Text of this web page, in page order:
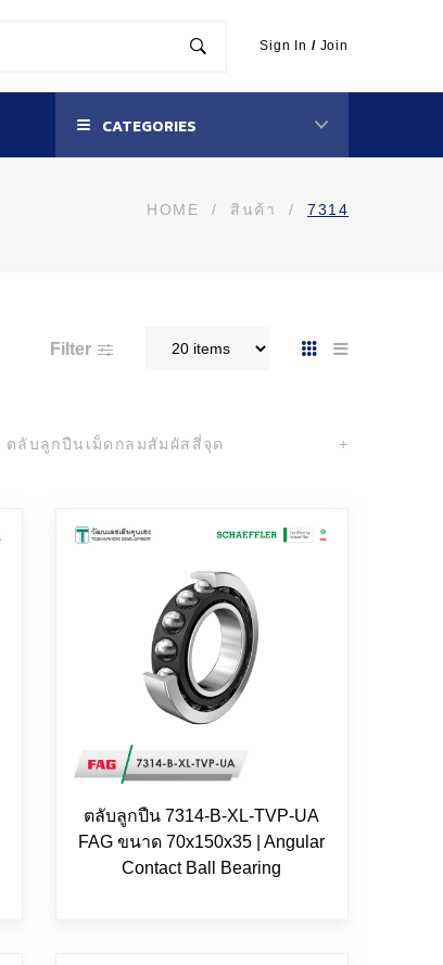
Sign In / Join
CATEGORIES
HOME / สินค้า / 7314
Filter
ตลับลูกปืนเม็ดกลมสัมผัสสี่จุด +
ตลับลูกปืน 7314-B-XL-TVP-UA
FAG ขนาด 70x150x35 | Angular
Contact Ball Bearing